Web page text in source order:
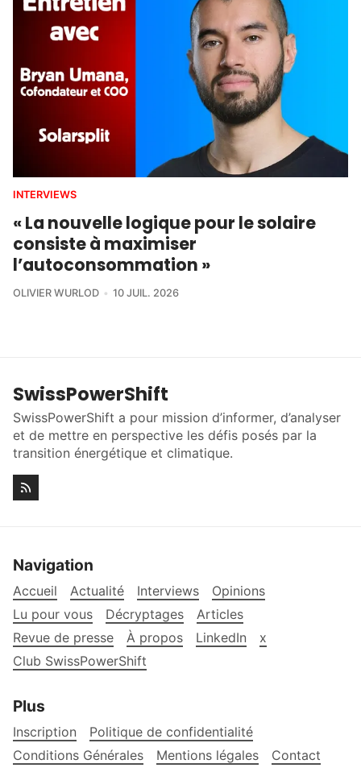
INTERVIEWS
« La nouvelle logique pour le solaire
consiste à maximiser
l’autoconsommation »
OLIVIER WURLOD 10 JUIL. 2026
SwissPowerShift
SwissPowerShift a pour mission d’informer, d’analyser
et de mettre en perspective les défis posés par la
transition énergétique et climatique.
Navigation
Accueil Actualité Interviews
Opinions
Lu pour vous
Décryptages
Articles
Revue de presse
À propos LinkedIn
x
Club SwissPowerShift
Plus
Inscription
Politique de confidentialité
Conditions Générales
Mentions légales Contact